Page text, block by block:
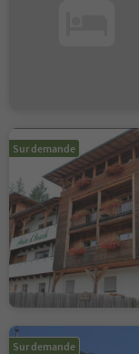
Sur demande
Sur demande